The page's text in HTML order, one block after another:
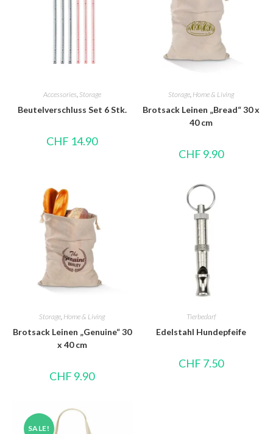
Accessories, Storage
Beutelverschluss Set 6 Stk.
CHF 14.90
Storage, Home & Living
Brotsack Leinen „Bread“ 30 x
40 cm
CHF 9.90
Storage Home & Living
Brotsack Leinen „Genuine“ 30
x 40 cm
CHF 9.90
Tierbedarf
Edelstahl Hundepfeife
CHF 7.50
SALE!